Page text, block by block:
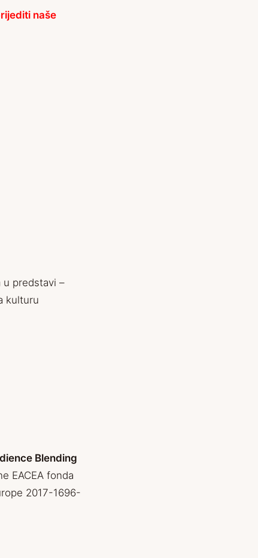
naše
u predstavi –
kulturu
Blending
EACEA fonda
2017-1696-